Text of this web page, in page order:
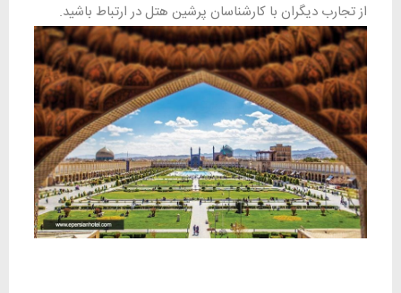
از تجارب دیگران با کارشناسان پرشین هتل در ارتباط باشید.